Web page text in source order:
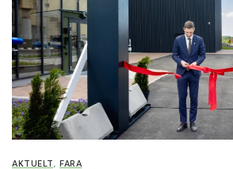
AKTUELT ,FARA